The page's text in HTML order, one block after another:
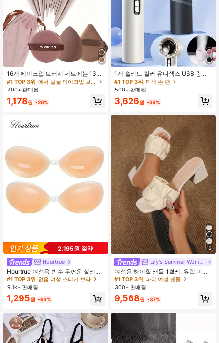
16개 메이크업 브러시 세트에는 13개
메이크업 브러시, 1개 눈물 모양 메이
크업 스펀지, 1개 둥근 쿠션 파우더 브
러시, 1개 삼각형 메이크업 스펀지가
포함되어 있습니다 - 클래식 세트. 부
드럽고 피부 친화적인 합성 모로 만들
며, 가을과 겨울에 이상적입니다.
#1 TOP 3위
에서 얼굴 메이크업 브러시 세트
200+ 판매됨
1,178원 -26%
2,195원 절약
Hourtrue
Hourtrue 여성용 방수 두꺼운 실리콘
가슴 페탈, 작은 가슴 리프트업 & 푸시
인용, 웨딩 촬영 및 들러리용
#1 TOP 3위 없음 여성 스티키 브라
9.1k+ 판매됨
1,295원 -63%
1개 솔리드 컬러 유니섹스 USB 충전
식 휴대용 100단 고풍량 장시간 배터
리 수명 미니 핸드헬드 팬 LCD 디스플
레이 일상용, 여행용
#1 TOP 3위 다색 손 팬
500+ 판매됨
3,626원 -39%
12
Lily's Summer Women Shoes
여성용 하이힐 샌들 1켤레, 유럽.미국
플러스 사이즈 어머니날 선물, 패셔너
블하고 편안한 PU 미끄럼 방지 솔리
드 컬러 청키 힐 주름 텍스처 라운드
토 오픈토 슬립온 하이힐, 힐 높이 5c
m, 실내외 겸용, 귀엽고 고급스러운 데
일리.파티.볼.휴가.홈.캠퍼스.모임.오
피스용, 2026 봄/여름 신상 (약간 크게
#1 TOP 3위 파티 여성 샌들
300+ 판매됨
9,568원 -37%